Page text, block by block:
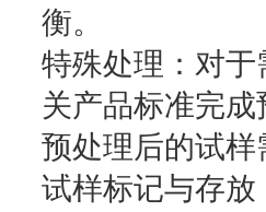
衡。
特殊处理：对
关产品标准完
预处理后的试
试样标记与存放